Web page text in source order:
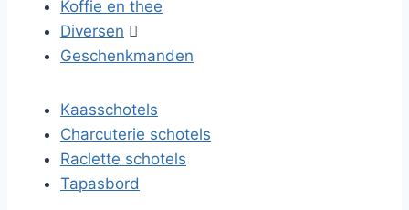
Koffie en thee
Diversen 
Geschenkmanden
Kaasschotels
Charcuterie schotels
Raclette schotels
Tapasbord